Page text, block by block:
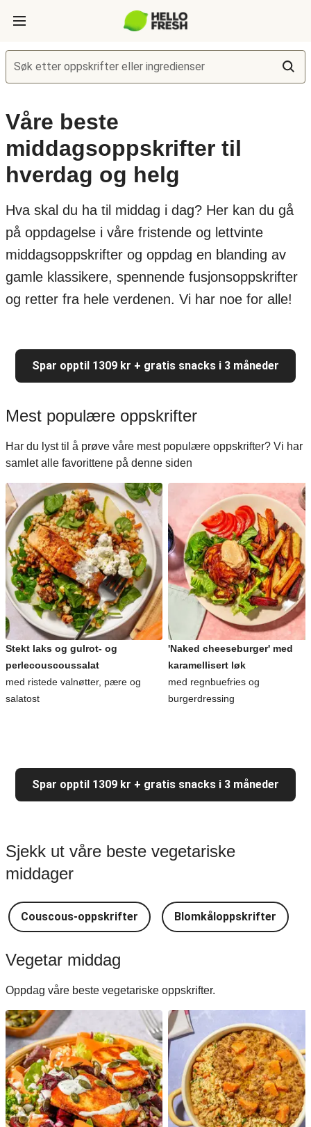
Søk etter oppskrifter eller ingredienser
Våre beste
middagsoppskrifter til
hverdag og helg
Hva skal du ha til middag i dag? Her kan du gå
på oppdagelse i våre fristende og lettvinte
middagsoppskrifter og oppdag en blanding av
gamle klassikere, spennende fusjonsoppskrifter
og retter fra hele verdenen. Vi har noe for alle!
Spar opptil 1309 kr + gratis snacks i 3 måneder
Mest populære oppskrifter
Har du lyst til å prøve våre mest populære oppskrifter? Vi har
samlet alle favorittene på denne siden
Stekt laks og gulrot- og
perlecouscoussalat
med ristede valnøtter, pære og
salatost
'Naked cheeseburger' med
karamellisert løk
med regnbuefries og
burgerdressing
Spar opptil 1309 kr + gratis snacks i 3 måneder
Sjekk ut våre beste vegetariske
middager
Couscous-oppskrifter Blomkåloppskrifter
Vegetar middag
Oppdag våre beste vegetariske oppskrifter.